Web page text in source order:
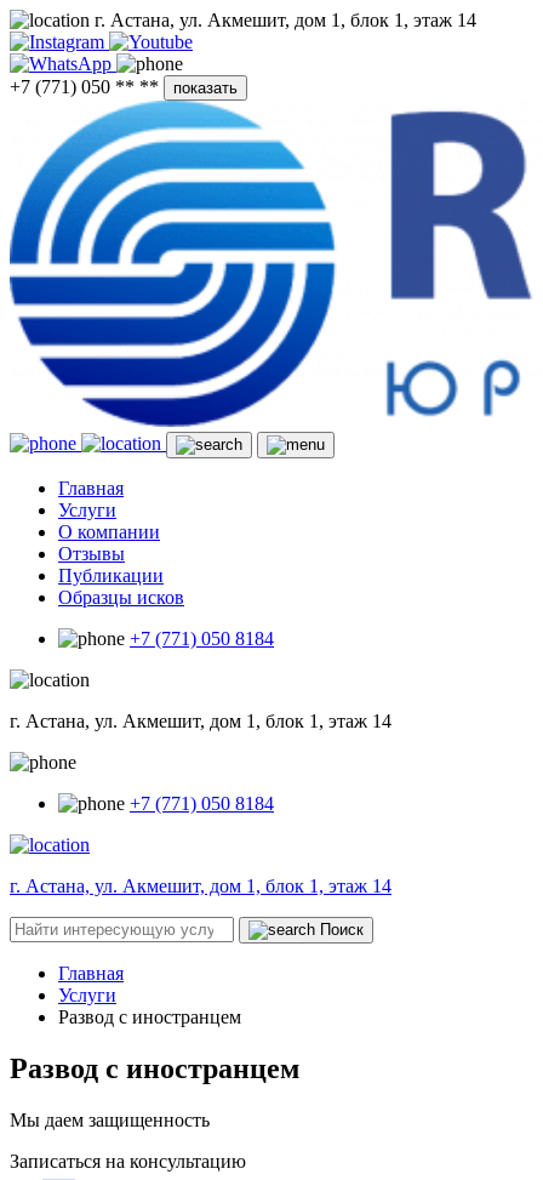
г. Астана, ул. Акмешит, дом 1, блок 1, этаж 14
+7 (771) 050 ** ** показать
Главная
Услуги
О компании
Отзывы
Публикации
Образцы исков
+7 (771) 050 8184
г. Астана, ул. Акмешит, дом 1, блок 1, этаж 14
+7 (771) 050 8184
г. Астана, ул. Акмешит, дом 1, блок 1, этаж 14
Поиск
Главная
Услуги
Развод с иностранцем
Развод с иностранцем
Мы даем защищенность
Записаться на консультацию